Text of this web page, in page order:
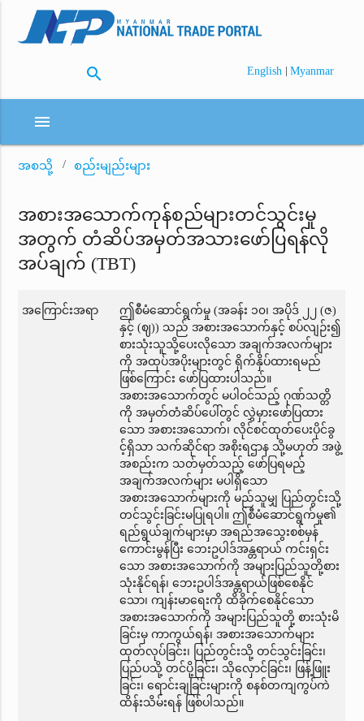
search English | Myanmar
menu
အစသို့ စည်းမျည်းများ
အစားအသောက်ကုန်စည်များတင်သွင်းမှု
အတွက် တံဆိပ်အမှတ်အသားဖော်ပြရန်လို
အပ်ချက် (TBT)
အကြောင်းအရာ
ဤစီမံဆောင်ရွက်မှု (အခန်း ၁၀၊ အပိုဒ် ၂၂ (ဇ)
နှင့် (ဈ)) သည် အစားအသောက်နှင့် စပ်လျဉ်း၍
စားသုံးသူသို့ပေးလိုသော အချက်အလက်များ
ကို အထုပ်အပိုးများတွင် ရိုက်နှိပ်ထားရမည်
ဖြစ်ကြောင်း ဖော်ပြထားပါသည်။
အစားအသောက်တွင် မပါဝင်သည့် ဂုဏ်သတ္တိ
ကို အမှတ်တံဆိပ်ပေါ်တွင် လွှဲမှားဖော်ပြထား
သော အစားအသောက်၊ လိုင်စင်ထုတ်ပေးပိုင်ခွ
င့်ရှိသာ သက်ဆိုင်ရာ အစိုးရဌာန သို့မဟုတ် အဖွဲ့
အစည်းက သတ်မှတ်သည့် ဖော်ပြရမည့်
အချက်အလက်များ မပါရှိသော
အစားအသောက်များကို မည်သူမျှ ပြည်တွင်းသို့
တင်သွင်းခြင်းမပြုရပါ။ ဤစီမံဆောင်ရွက်မှု၏
ရည်ရွယ်ချက်များမှာ အရည်အသွေးစစ်မှန်
ကောင်းမွန်ပြီး ဘေးဥပါဒ်အန္တရာယ် ကင်းရှင်း
သော အစားအသောက်ကို အများပြည်သူတို့စား
သုံးနိုင်ရန်၊ ဘေးဥပါဒ်အန္တရာယ်ဖြစ်စေနိုင်
သော၊ ကျန်းမာရေးကို ထိခိုက်စေနိုင်သော
အစားအသောက်ကို အများပြည်သူတို့ စားသုံးမိ
ခြင်းမှ ကာကွယ်ရန်၊ အစားအသောက်များ
ထုတ်လုပ်ခြင်း၊ ပြည်တွင်းသို့ တင်သွင်းခြင်း၊
ပြည်ပသို့ တင်ပို့ခြင်း၊ သိုလှောင်ခြင်း၊ ဖြန့်ဖြူး
ခြင်း၊ ရောင်းချခြင်းများကို စနစ်တကျကွပ်ကဲ
ထိန်းသိမ်းရန် ဖြစ်ပါသည်။